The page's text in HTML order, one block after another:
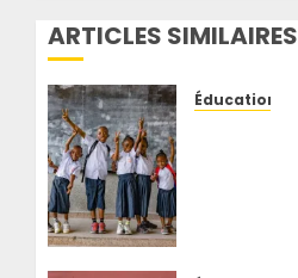
ARTICLES SIMILAIRES
Éducation